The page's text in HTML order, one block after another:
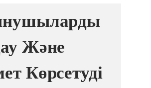
Және
Көрсетуді